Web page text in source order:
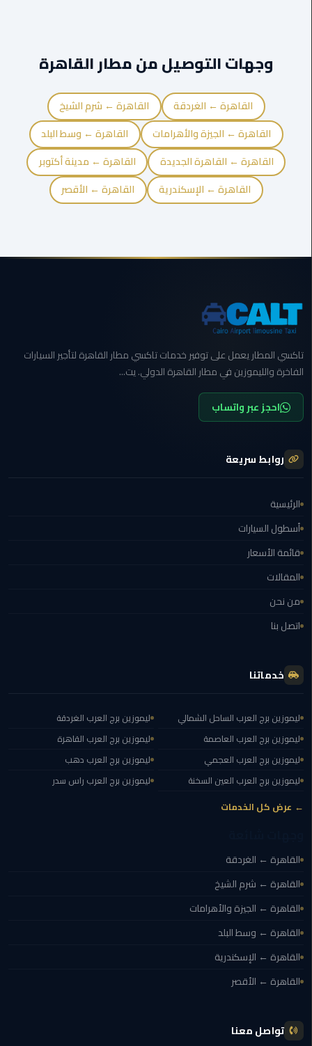
ليموزين
القاهرة
ليموزين
فيصل
ليموزين
العرب
ليموزين
ليموزين
من
مطار
الى
ليموزين
مطار
القاهرة
ليموزين
دهب
ليموزين
الاسكندرية
ليموزين
مايو
ليموزين
ليموزين
الإسماعيلية
ليموزين
المنوفية
ليموزين
البحيرة
ليموزين
بلطيم
وجهات التوصيل من مطار القاهرة
القاهرة ← الغردقة
القاهرة ← شرم الشيخ
القاهرة ← الجيزة والأهرامات
القاهرة ← وسط البلد
القاهرة ← القاهرة الجديدة
القاهرة ← مدينة أكتوبر
القاهرة ← الإسكندرية
القاهرة ← الأقصر
تاكسي المطار يعمل على توفير خدمات تاكسي مطار القاهرة لتأجير السيارات
الفاخرة والليموزين في مطار القاهرة الدولي. يت...
احجز عبر واتساب
روابط سريعة
الرئيسية
أسطول السيارات
قائمة الأسعار
المقالات
من نحن
اتصل بنا
خدماتنا
ليموزين برج العرب الساحل الشمالي
ليموزين برج العرب العاصمة
ليموزين برج العرب العجمي
ليموزين برج العرب العين السخنة
ليموزين برج العرب الغردقة
ليموزين برج العرب القاهرة
ليموزين برج العرب دهب
ليموزين برج العرب راس سدر
← عرض كل الخدمات
القاهرة ← الغردقة
القاهرة ← شرم الشيخ
القاهرة ← الجيزة والأهرامات
القاهرة ← وسط البلد
القاهرة ← الإسكندرية
القاهرة ← الأقصر
تواصل معنا